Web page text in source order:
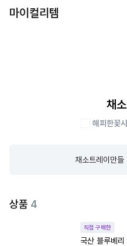
마이컬리템
채
해피한꽃
채소트레이만
상품 4
직접 구매한
국산 블루베